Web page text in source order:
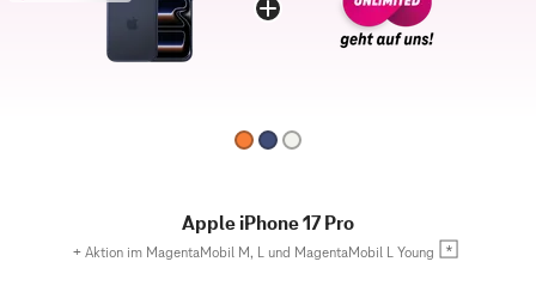
Apple iPhone 17 Pro
+ Aktion im MagentaMobil M, L und MagentaMobil L Young